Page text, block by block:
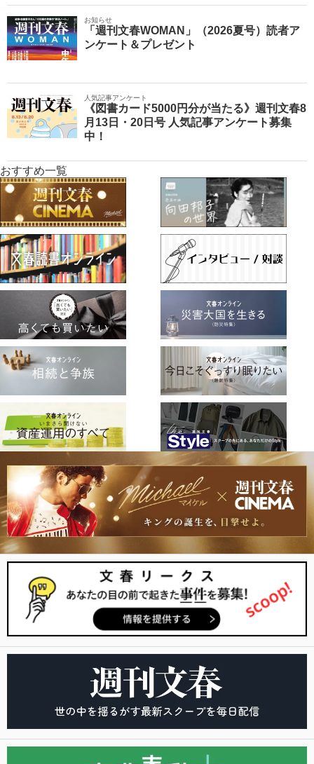
お知らせ
「週刊文春WOMAN」（2026夏号）読者ア
ンケート＆プレゼント
人気記事アンケート
《図書カード5000円分が当たる》週刊文春8
月13日・20日号 人気記事アンケート募集
中！
おすすめ一覧